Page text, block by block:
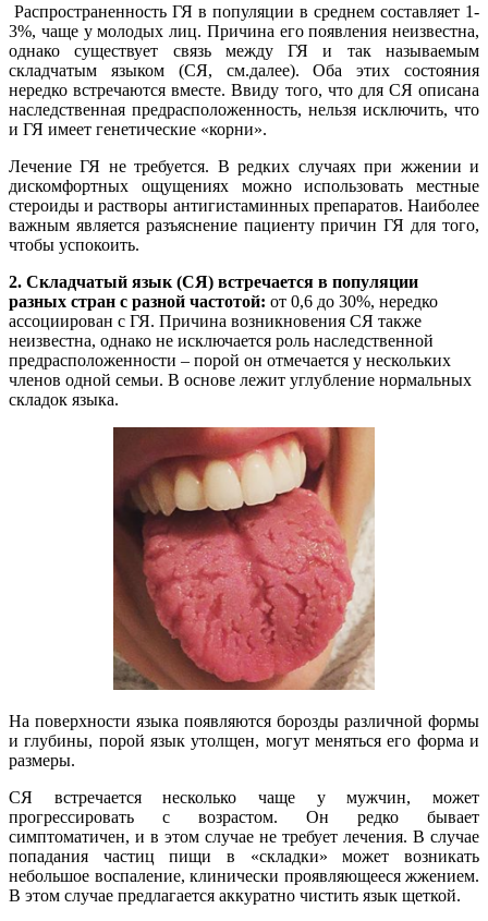
Распространенность ГЯ в популяции в среднем составляет 1-
3%, чаще у молодых лиц. Причина его появления неизвестна,
однако существует связь между ГЯ и так называемым
складчатым языком (СЯ, см.далее). Оба этих состояния
нередко встречаются вместе. Ввиду того, что для СЯ описана
наследственная предрасположенность, нельзя исключить, что
и ГЯ имеет генетические «корни».
Лечение ГЯ не требуется. В редких случаях при жжении и
дискомфортных ощущениях можно использовать местные
стероиды и растворы антигистаминных препаратов. Наиболее
важным является разъяснение пациенту причин ГЯ для того,
чтобы успокоить.
2. Складчатый язык (СЯ) встречается в популяции
разных стран с разной частотой: от 0,6 до 30%, нередко
ассоциирован с ГЯ. Причина возникновения СЯ также
неизвестна, однако не исключается роль наследственной
предрасположенности – порой он отмечается у нескольких
членов одной семьи. В основе лежит углубление нормальных
складок языка.
На поверхности языка появляются борозды различной формы
и глубины, порой язык утолщен, могут меняться его форма и
размеры.
СЯ встречается несколько чаще у мужчин, может
прогрессировать с возрастом. Он редко бывает
симптоматичен, и в этом случае не требует лечения. В случае
попадания частиц пищи в «складки» может возникать
небольшое воспаление, клинически проявляющееся жжением.
В этом случае предлагается аккуратно чистить язык щеткой.